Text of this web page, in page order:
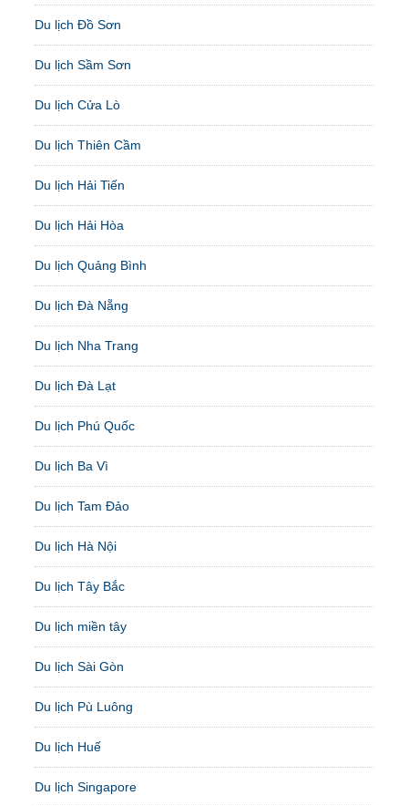
Du lịch Đồ Sơn
Du lịch Sầm Sơn
Du lịch Cửa Lò
Du lịch Thiên Cầm
Du lịch Hải Tiến
Du lịch Hải Hòa
Du lịch Quảng Bình
Du lịch Đà Nẵng
Du lịch Nha Trang
Du lịch Đà Lạt
Du lịch Phú Quốc
Du lịch Ba Vì
Du lịch Tam Đảo
Du lịch Hà Nội
Du lịch Tây Bắc
Du lịch miền tây
Du lịch Sài Gòn
Du lịch Pù Luông
Du lịch Huế
Du lịch Singapore